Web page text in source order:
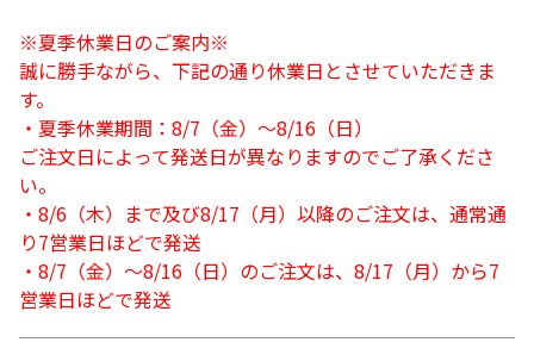
※夏季休業日のご案内※
誠に勝手ながら、下記の通り休業日とさせていただきま
す。
・夏季休業期間：8/7（金）～8/16（日）
ご注文日によって発送日が異なりますのでご了承くださ
い。
・8/6（木）まで及び8/17（月）以降のご注文は、通常通
り7営業日ほどで発送
・8/7（金）～8/16（日）のご注文は、8/17（月）から7
営業日ほどで発送